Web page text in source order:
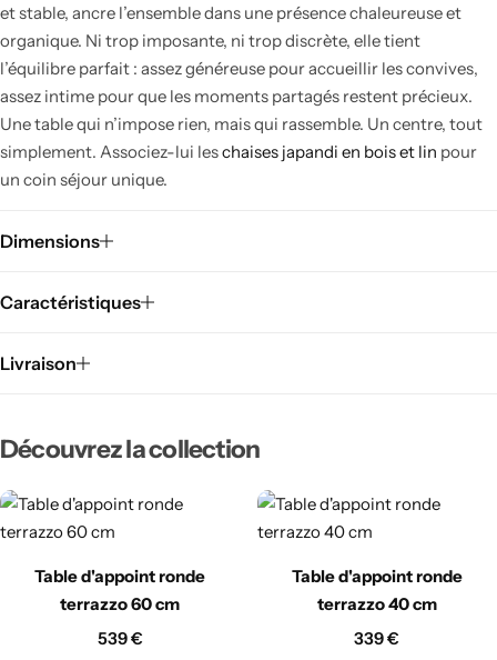
et stable, ancre l’ensemble dans une présence chaleureuse et
organique. Ni trop imposante, ni trop discrète, elle tient
l’équilibre parfait : assez généreuse pour accueillir les convives,
assez intime pour que les moments partagés restent précieux.
Une table qui n’impose rien, mais qui rassemble. Un centre, tout
simplement. Associez-lui leschaises japandi en bois et lin pour
un coin séjour unique.
Dimensions
Caractéristiques
Livraison
Découvrez la collection
Table d'appoint ronde
terrazzo 60 cm
539€
Table d'appoint ronde
terrazzo 40 cm
339€